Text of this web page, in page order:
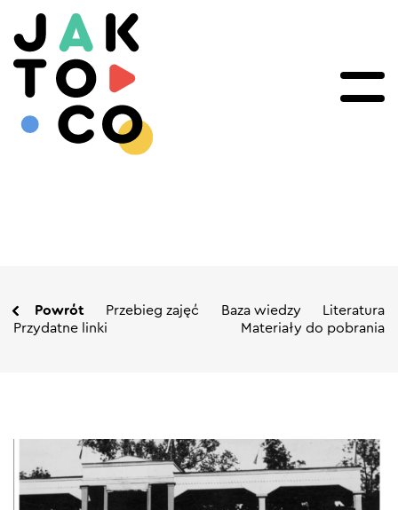
Powrót Przebieg zajęć Baza wiedzy
Literatura
Przydatne linki
Materiały do pobrania